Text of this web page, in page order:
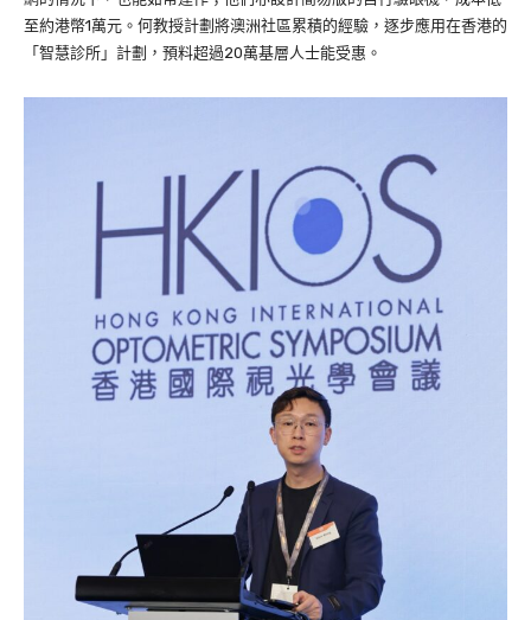
至約港幣1萬元。何教授計劃將澳洲社區累積的經驗，逐步應用在香港的
「智慧診所」計劃，預料超過20萬基層人士能受惠。